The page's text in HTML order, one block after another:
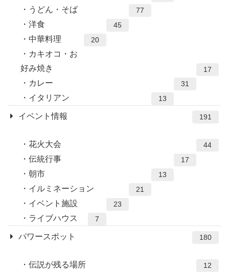
うどん・そば 77
洋食 45
中華料理 20
カキオコ・お
好み焼き
17
カレー 31
イタリアン 13
イベント情報 191
花火大会 44
伝統行事 17
朝市 13
イルミネーション 21
イベント施設 23
ライブハウス 7
パワースポット 180
伝説が残る場所 12